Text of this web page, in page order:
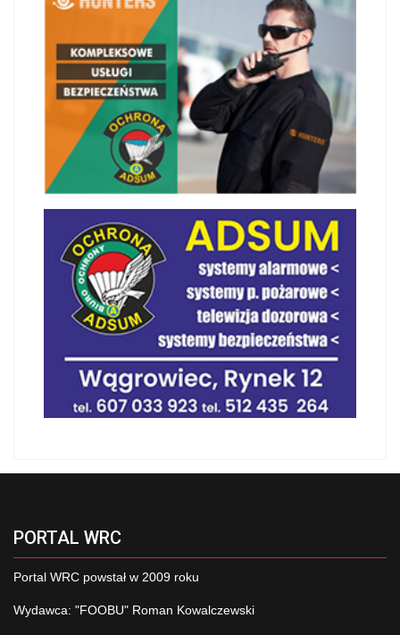
PORTAL WRC
Portal WRC powstał w 2009 roku
Wydawca: "FOOBU" Roman Kowalczewski